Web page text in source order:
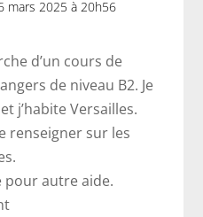
mars 2025 à 20h56
d’un cours de
de niveau B2. Je
j’habite Versailles.
renseigner sur les
pour autre aide.